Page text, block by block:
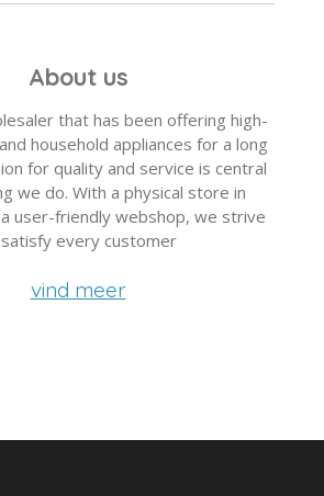
About us
that has been offering high-
household appliances for a long
for quality and service is central
we do. With a physical store in
user-friendly webshop, we strive
every customer
vind meer